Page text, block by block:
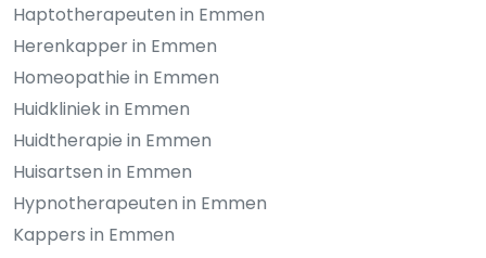
Haptotherapeuten in Emmen
Herenkapper in Emmen
Homeopathie in Emmen
Huidkliniek in Emmen
Huidtherapie in Emmen
Huisartsen in Emmen
Hypnotherapeuten in Emmen
Kappers in Emmen